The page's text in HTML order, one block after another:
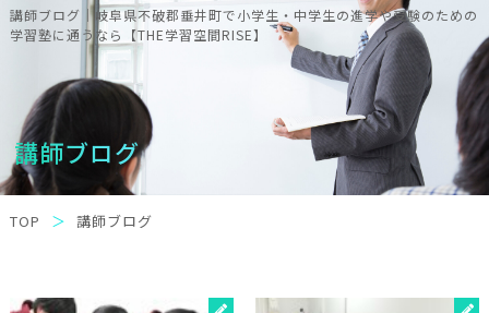
講師ブログ｜岐阜県不破郡垂井町で小学生・中学生の進学や受験のための
学習塾に通うなら【THE学習空間RISE】
講師ブログ
TOP 講師ブログ